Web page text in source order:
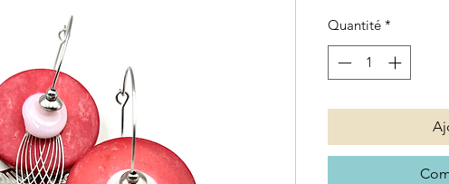
Quantité *